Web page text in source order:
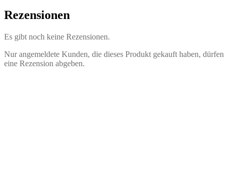
Rezensionen
Es gibt noch keine Rezensionen.
Nur angemeldete Kunden, die dieses Produkt gekauft haben, dürfen
eine Rezension abgeben.